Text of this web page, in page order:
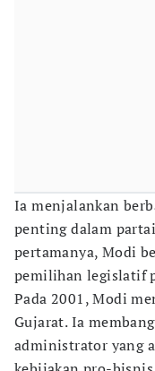
Ia menjalankan
penting dalam
pertamanya, Modi
pemilihan legislatif
Pada 2001, Modi
Gujarat. Ia
administrator yang